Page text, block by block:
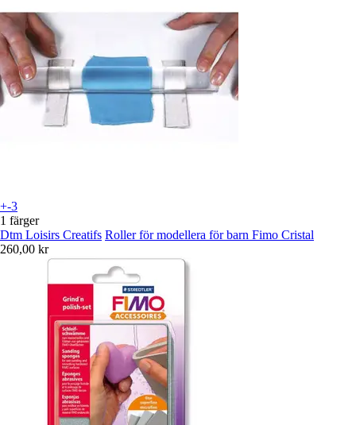
+-3
1 färger
Dtm Loisirs Creatifs Roller för modellera för barn Fimo Cristal
260,00 kr